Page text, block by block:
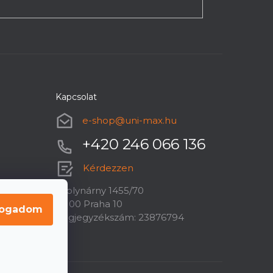
Kapcsolat
e-shop@uni-max.hu
+420 246 066 136
Kérdezzen
U plynárny 1455/70
10100 Praha 10
Cégjegyzékszám: 23876794